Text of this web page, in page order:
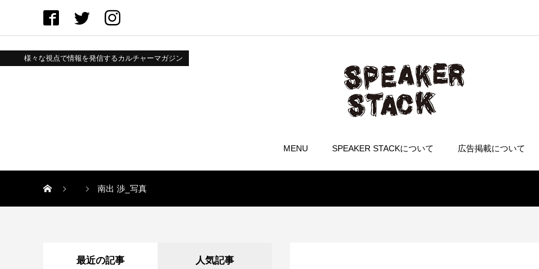
様々な視点で情報を発信するカルチャーマガジン
MENU SPEAKER STACKについて 広告掲載について
南出 渉_写真
最近の記事 人気記事